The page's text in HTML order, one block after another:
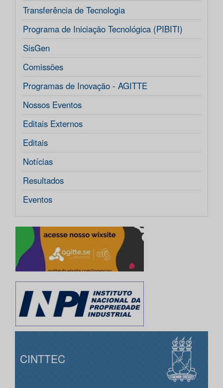
Transferência de Tecnologia
Programa de Iniciação Tecnológica (PIBITI)
SisGen
Comissões
Programas de Inovação - AGITTE
Nossos Eventos
Editais Externos
Editais
Notícias
Resultados
Eventos
CINTTEC